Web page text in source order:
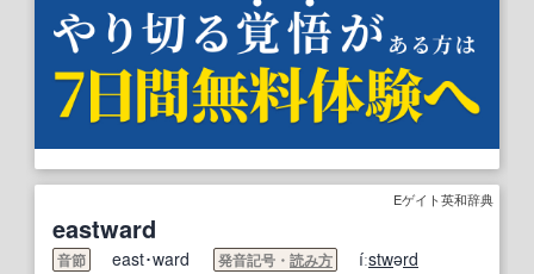
Eゲイト英和辞典
eastward
音節 east･ward 発音記号・ 読み方 íːstwərd